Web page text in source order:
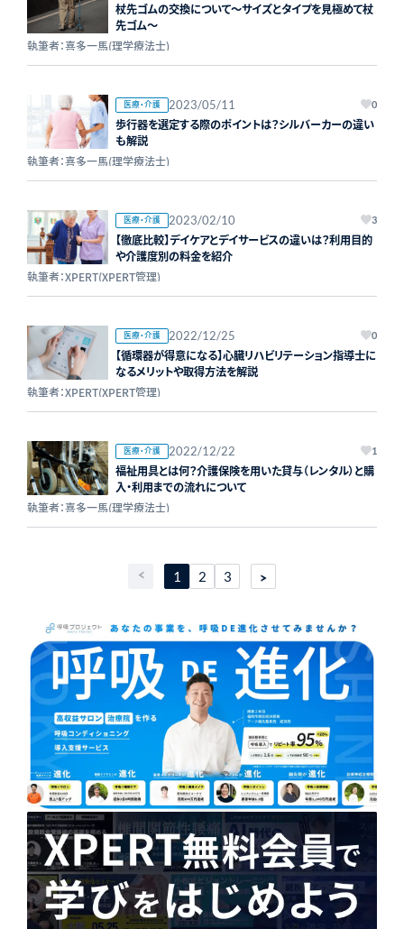
杖先ゴムの交換について～サイズとタイプを見極めて杖
先ゴム～
執筆者：喜多一馬(理学療法士)
医療・介護 2023/05/11 0
歩行器を選定する際のポイントは？シルバーカーの違い
も解説
執筆者：喜多一馬(理学療法士)
医療・介護 2023/02/10 3
【徹底比較】デイケアとデイサービスの違いは？利用目的
や介護度別の料金を紹介
執筆者：XPERT(XPERT管理)
医療・介護 2022/12/25 0
【循環器が得意になる】心臓リハビリテーション指導士に
なるメリットや取得方法を解説
執筆者：XPERT(XPERT管理)
医療・介護 2022/12/22 1
福祉用具とは何？介護保険を用いた貸与（レンタル）と購
入・利用までの流れについて
執筆者：喜多一馬(理学療法士)
1 2 3